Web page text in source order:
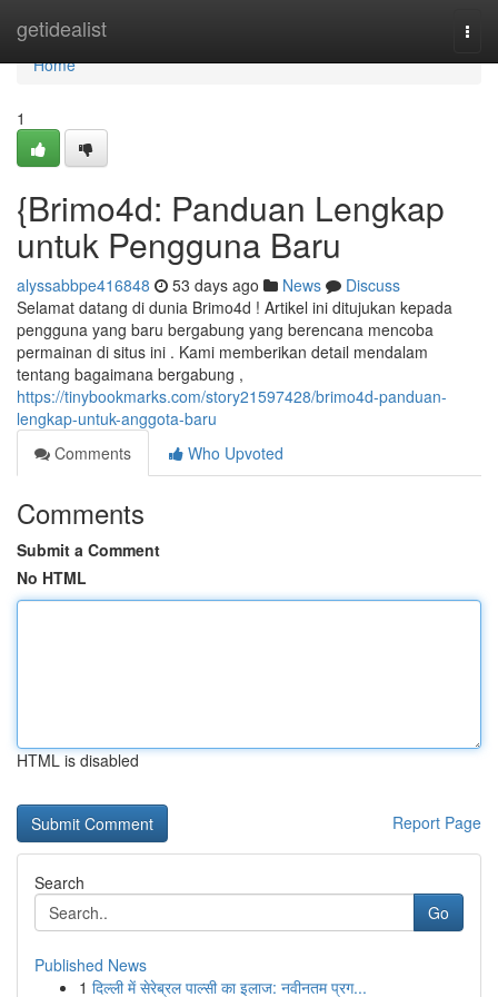
getidealist
Home
Home
1
{Brimo4d: Panduan Lengkap
untuk Pengguna Baru
alyssabbpe416848 53 days ago News
Discuss
Selamat datang di dunia Brimo4d ! Artikel ini ditujukan kepada
pengguna yang baru bergabung yang berencana mencoba
permainan di situs ini . Kami memberikan detail mendalam
tentang bagaimana bergabung ,
https://tinybookmarks.com/story21597428/brimo4d-panduan-
lengkap-untuk-anggota-baru
Comments
Who Upvoted
Comments
Submit a Comment
No HTML
HTML is disabled
Report Page
Search
Go
Published News
1 दिल्ली में सेरेब्रल पाल्सी का इलाज: नवीनतम प्रग...